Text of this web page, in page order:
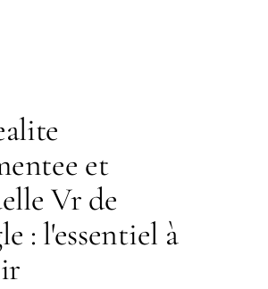
et
Vr de
: l'essentiel à